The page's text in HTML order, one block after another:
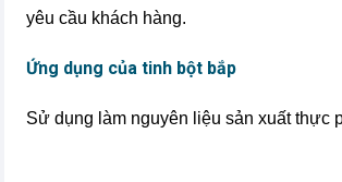
yêu cầu khách hàng.
Ứng dụng của tinh bột bắp
Sử dụng làm nguyên liệu sản xuất thực